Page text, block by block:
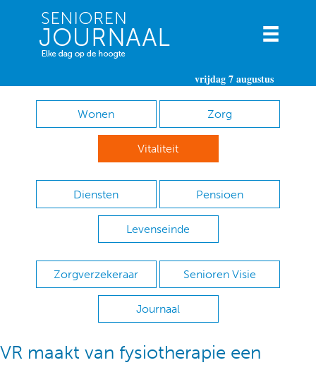
vrijdag 7 augustus
Wonen Zorg
Vitaliteit
Diensten Pensioen
Levenseinde
Zorgverzekeraar Senioren Visie
Journaal
VR maakt van fysiotherapie een